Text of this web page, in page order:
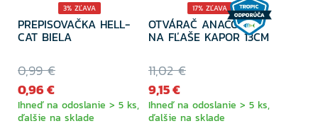
3% ZĽAVA
PREPISOVAČKA HELL-
CAT BIELA
0,99 €
0,96 €
Ihneď na odoslanie > 5 ks,
ďalšie na sklade
17% ZĽAVA
OTVÁRAČ ANACONDA
NA FĽAŠE KAPOR 13CM
11,02 €
9,15 €
Ihneď na odoslanie > 5 ks,
ďalšie na sklade